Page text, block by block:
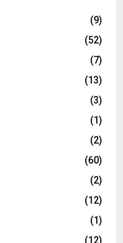
(9)
(52)
(7)
(13)
(3)
(1)
(2)
(60)
(2)
(12)
(1)
(12)